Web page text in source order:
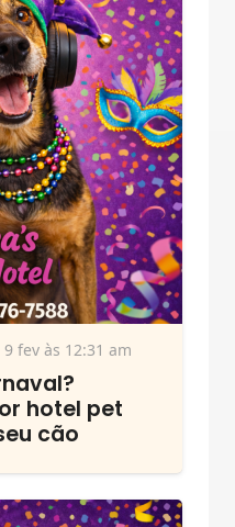
9 fev às 12:31 am
hotel pet
cão